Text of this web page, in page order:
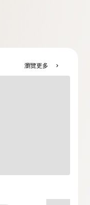
瀏覽更多 chevron_right